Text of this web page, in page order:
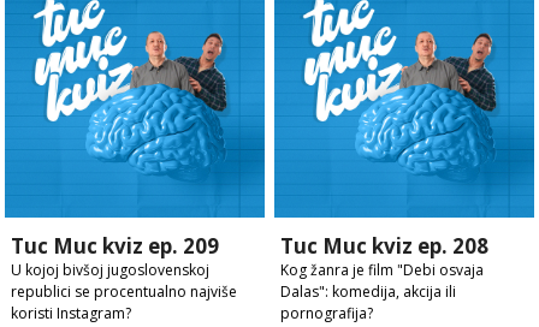
Tuc Muc kviz ep. 209
U kojoj bivšoj jugoslovenskoj
republici se procentualno najviše
koristi Instagram?
Tuc Muc kviz ep. 208
Kog žanra je film "Debi osvaja
Dalas": komedija, akcija ili
pornografija?